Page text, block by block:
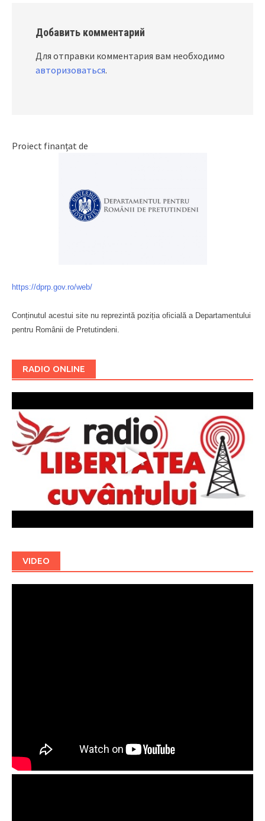
Добавить комментарий
Для отправки комментария вам необходимо
авторизоваться.
Proiect finanțat de
https://dprp.gov.ro/web/
Conținutul acestui site nu reprezintă poziția oficială a Departamentului
pentru Românii de Pretutindeni.
RADIO ONLINE
VIDEO